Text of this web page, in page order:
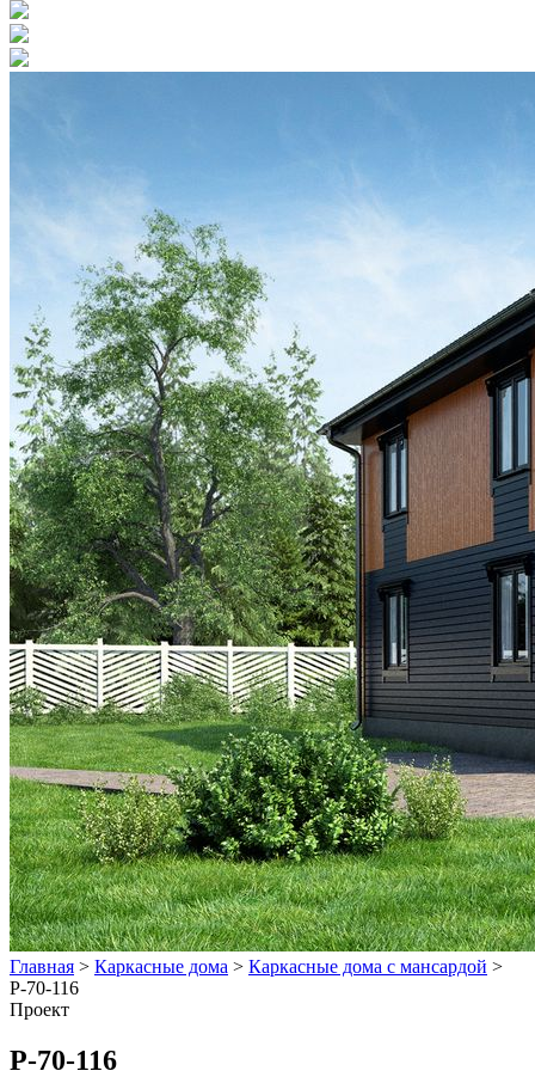
Главная > Каркасные дома > Каркасные дома с мансардой >
Р-70-116
Проект
Р-70-116